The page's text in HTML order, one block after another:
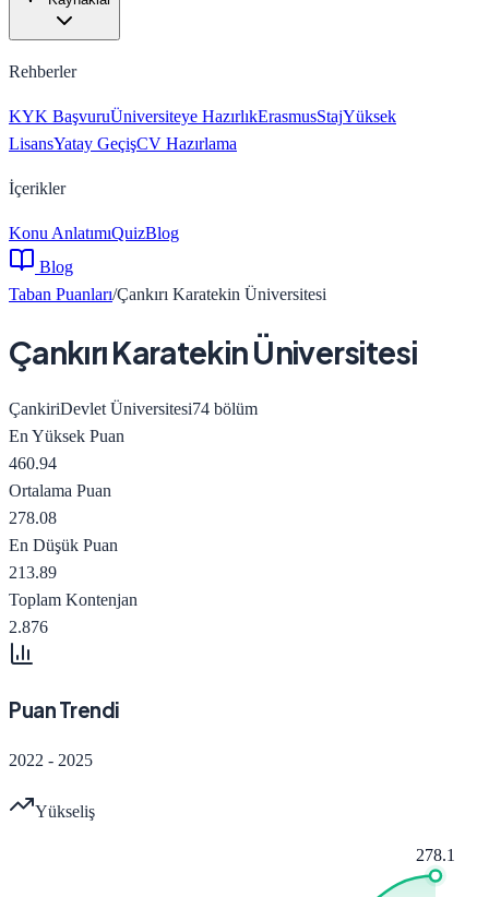
Rehberler
KYK BaşvuruÜniversiteye HazırlıkErasmusStajYüksek
LisansYatay GeçişCV Hazırlama
İçerikler
Konu AnlatımıQuizBlog
Blog
Taban Puanları/Çankırı Karatekin Üniversitesi
Çankırı Karatekin Üniversitesi
ÇankiriDevlet Üniversitesi74 bölüm
En Yüksek Puan
460.94
Ortalama Puan
278.08
En Düşük Puan
213.89
Toplam Kontenjan
2.876
Puan Trendi
2022 - 2025
Yükseliş
278.1